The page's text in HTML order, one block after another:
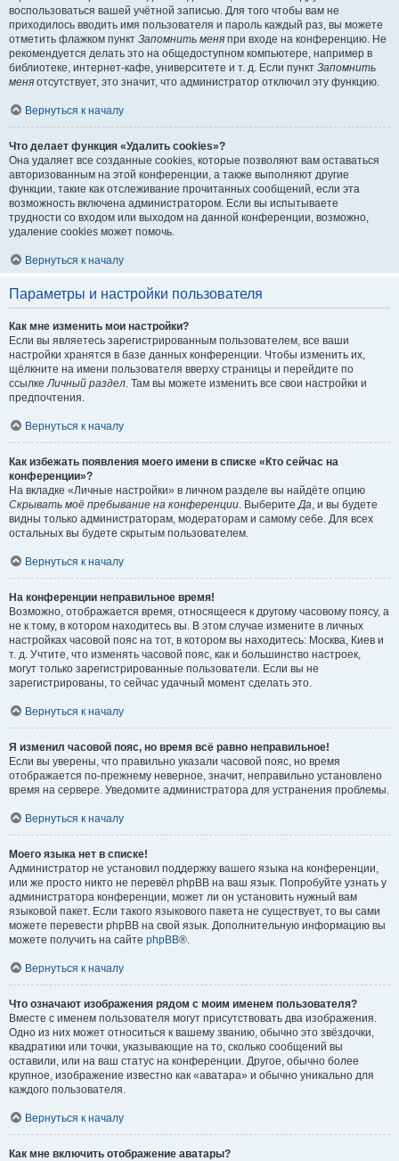
воспользоваться вашей учётной записью. Для того чтобы вам не
приходилось вводить имя пользователя и пароль каждый раз, вы можете
отметить флажком пункт Запомнить меня при входе на конференцию. Не
рекомендуется делать это на общедоступном компьютере, например в
библиотеке, интернет-кафе, университете и т. д. Если пункт Запомнить
меня отсутствует, это значит, что администратор отключил эту функцию.
Вернуться к началу
Что делает функция «Удалить cookies»?
Она удаляет все созданные cookies, которые позволяют вам оставаться
авторизованным на этой конференции, а также выполняют другие
функции, такие как отслеживание прочитанных сообщений, если эта
возможность включена администратором. Если вы испытываете
трудности со входом или выходом на данной конференции, возможно,
удаление cookies может помочь.
Вернуться к началу
Параметры и настройки пользователя
Как мне изменить мои настройки?
Если вы являетесь зарегистрированным пользователем, все ваши
настройки хранятся в базе данных конференции. Чтобы изменить их,
щёлкните на имени пользователя вверху страницы и перейдите по
ссылкеЛичный раздел. Там вы можете изменить все свои настройки и
предпочтения.
Вернуться к началу
Как избежать появления моего имени в списке «Кто сейчас на
конференции»?
На вкладке «Личные настройки» в личном разделе вы найдёте опцию
Скрывать моё пребывание на конференции. ВыберитеДа, и вы будете
видны только администраторам, модераторам и самому себе. Для всех
остальных вы будете скрытым пользователем.
Вернуться к началу
На конференции неправильное время!
Возможно, отображается время, относящееся к другому часовому поясу, а
не к тому, в котором находитесь вы. В этом случае измените в личных
настройках часовой пояс на тот, в котором вы находитесь: Москва, Киев и
т. д. Учтите, что изменять часовой пояс, как и большинство настроек,
могут только зарегистрированные пользователи. Если вы не
зарегистрированы, то сейчас удачный момент сделать это.
Вернуться к началу
Я изменил часовой пояс, но время всё равно неправильное!
Если вы уверены, что правильно указали часовой пояс, но время
отображается по-прежнему неверное, значит, неправильно установлено
время на сервере. Уведомите администратора для устранения проблемы.
Вернуться к началу
Моего языка нет в списке!
Администратор не установил поддержку вашего языка на конференции,
или же просто никто не перевёл phpBB на ваш язык. Попробуйте узнать у
администратора конференции, может ли он установить нужный вам
языковой пакет. Если такого языкового пакета не существует, то вы сами
можете перевести phpBB на свой язык. Дополнительную информацию вы
можете получить на сайте phpBB®.
Вернуться к началу
Что означают изображения рядом с моим именем пользователя?
Вместе с именем пользователя могут присутствовать два изображения.
Одно из них может относиться к вашему званию, обычно это звёздочки,
квадратики или точки, указывающие на то, сколько сообщений вы
оставили, или на ваш статус на конференции. Другое, обычно более
крупное, изображение известно как «аватара» и обычно уникально для
каждого пользователя.
Вернуться к началу
Как мне включить отображение аватары?